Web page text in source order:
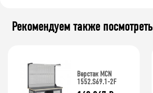
Рекомендуем также посмотреть
Верстак MCN
1552.S69.1-2F